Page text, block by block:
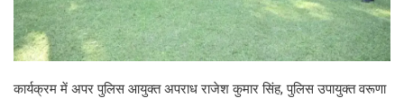
कार्यक्रम में अपर पुलिस आयुक्त अपराध राजेश कुमार सिंह, पुलिस उपायुक्त वरूणा